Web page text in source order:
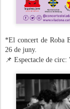
*El concert de Roba
26 de juny.
📌 Espectacle de